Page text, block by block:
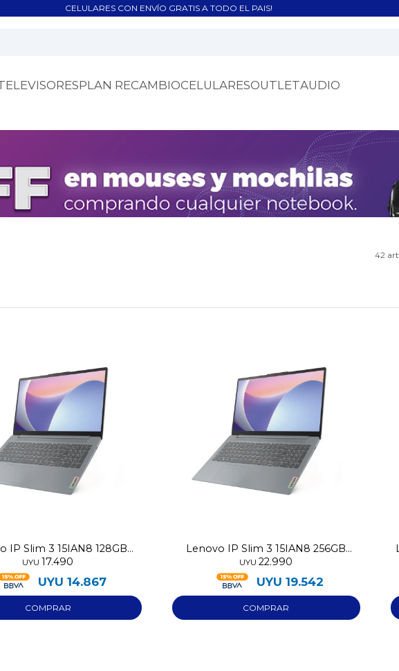
CELULARES CON ENVÍO GRATIS A TODO EL PAIS!
PLAN RECAMBIOCELULARESOUTLETAUDIO
42
IP Slim 3 15IAN8 128GB
N100 4GB RAM
UYU 17.490
UYU 14.867
Lenovo IP Slim 3 15IAN8 256GB
N100 8GB RAM
UYU 22.990
UYU 19.542